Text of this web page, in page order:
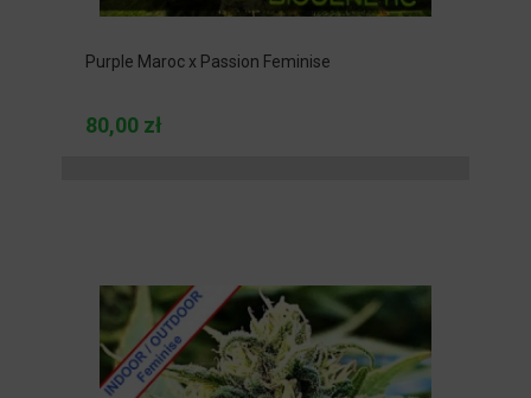
Purple Maroc x Passion Feminise
80,00 zł